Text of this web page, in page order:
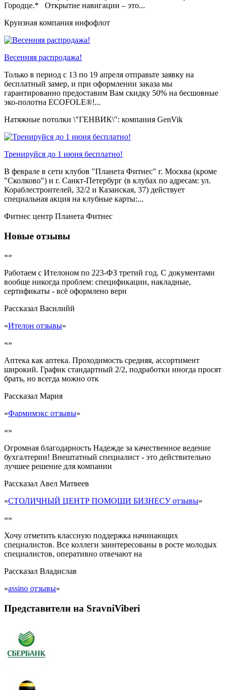
Городце.* Открытие навигации – это...
Круизная компания инфофлот
Весенняя распродажа!
Только в период c 13 по 19 апреля отправьте заявку на
бесплатный замер, и при оформлении заказа мы
гарантированно предоставим Вам скидку 50% на бесшовные
эко-полотна ECOFOLE®!...
Натяжные потолки \"ГЕНВИК\": компания GenVik
Тренируйся до 1 июня бесплатно!
В феврале в сети клубов "Планета Фитнес" г. Москва (кроме
"Сколково") и г. Санкт-Петербург (в клубах по адресам: ул.
Кораблестроителей, 32/2 и Казанская, 37) действует
специальная акция на клубные карты:...
Фитнес центр Планета Фитнес
Новые отзывы
«»
Работаем с Ителоном по 223-ФЗ третий год. С документами
вообще никогда проблем: спецификации, накладные,
сертификаты - всё оформлено верн
Рассказал Василийй
«Ителон отзывы»
«»
Аптека как аптека. Проходимость средняя, ассортимент
широкий. График стандартный 2/2, подработки иногда просят
брать, но всегда можно отк
Рассказал Мария
«Фармимэкс отзывы»
«»
Огромная благодарность Надежде за качественное ведение
бухгалтерии! Внештатный специалист - это действительно
лучшее решение для компании
Рассказал Авел Матвеев
«СТОЛИЧНЫЙ ЦЕНТР ПОМОЩИ БИЗНЕСУ отзывы»
«»
Хочу отметить классную поддержка начинающих
специалистов. Все коллеги заинтересованы в росте молодых
специалистов, оперативно отвечают на
Рассказал Владислав
«assino отзывы»
Представители на SravniViberi